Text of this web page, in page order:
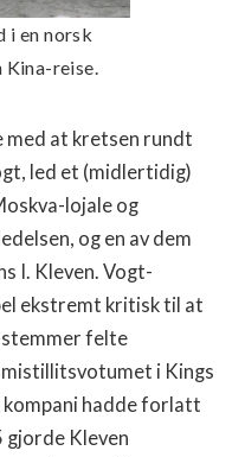
i en norsk
Kina-reise.
med at kretsen rundt
led et (midlertidig)
lojale og
og en av dem
I. Kleven. Vogt-
ekstremt kritisk til at
stemmer felte
i Kings
kompani hadde forlatt
gjorde Kleven